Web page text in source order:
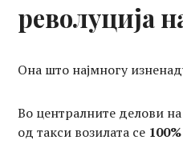
револуција
Она што најмногу
Во централните делови
од такси возилата се